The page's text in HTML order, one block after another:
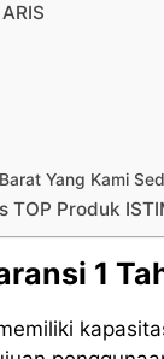
Yang Kami
TOP Produk
1